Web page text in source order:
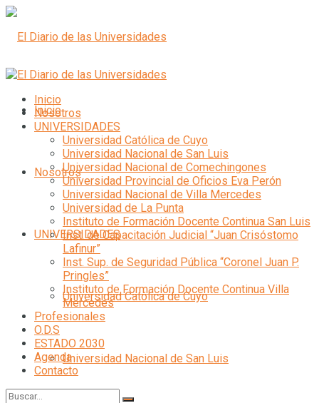
Inicio
Nosotros
UNIVERSIDADES
Universidad Católica de Cuyo
Universidad Nacional de San Luis
Inicio
Nosotros
UNIVERSIDADES
Universidad Católica de Cuyo
Universidad Nacional de San Luis
Universidad Nacional de Comechingones
Universidad Provincial de Oficios Eva Perón
Universidad Nacional de Villa Mercedes
Universidad de La Punta
Instituto de Formación Docente Continua San Luis
Inst. de Capacitación Judicial “Juan Crisóstomo
Lafinur”
Inst. Sup. de Seguridad Pública “Coronel Juan P.
Pringles”
Instituto de Formación Docente Continua Villa
Mercedes
Profesionales
O.D.S
ESTADO 2030
Agenda
Contacto